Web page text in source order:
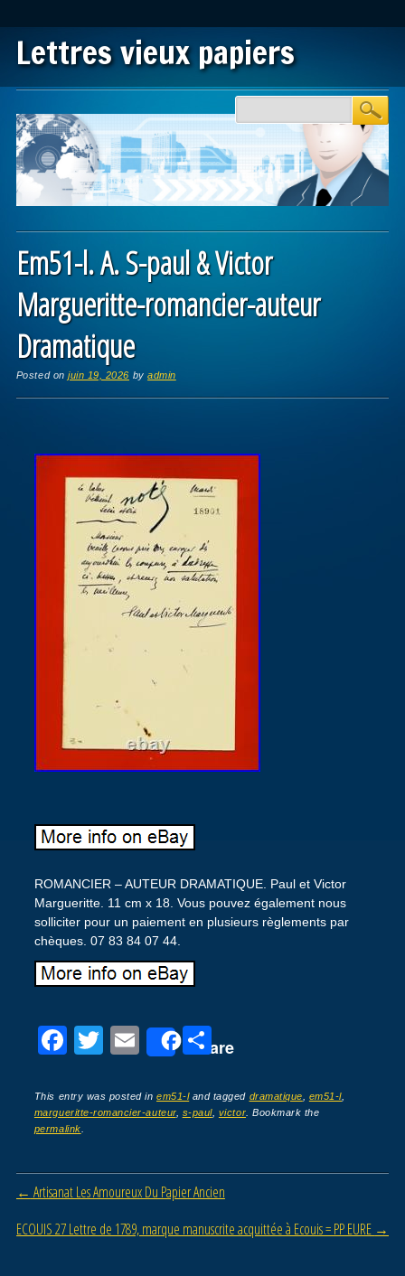
Lettres vieux papiers
Main menu
Em51-l. A. S-paul & Victor
Margueritte-romancier-auteur
Dramatique
Posted onjuin 19, 2026 byadmin
ROMANCIER – AUTEUR DRAMATIQUE. Paul et Victor
Margueritte. 11 cm x 18. Vous pouvez également nous
solliciter pour un paiement en plusieurs règlements par
chèques. 07 83 84 07 44.
F
c
e
o
k
T
tt
er
E
ail
Share
P
ta
g
This entry was posted inem51-land tagged dramatique em51-l
margueritte-romancier-auteur, s-paul, victor . Bookmark the
permalink
Post navigation
← Artisanat Les Amoureux Du Papier Ancien
ECOUIS 27 Lettre de 1789, marque manuscrite acquittée à Ecouis = PP EURE →